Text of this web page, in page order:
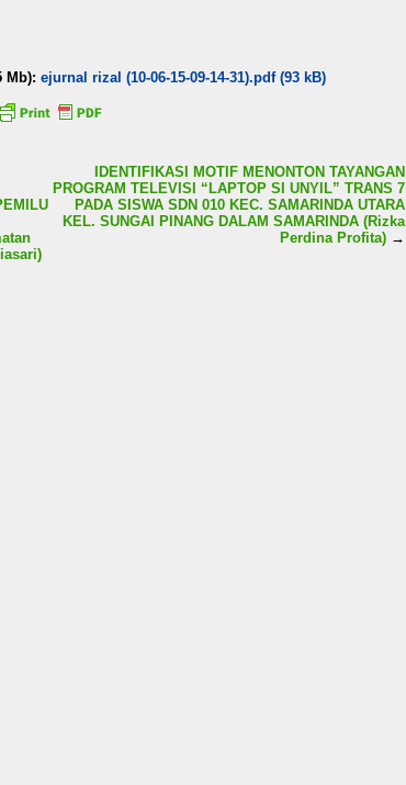
Mb): ejurnal rizal (10-06-15-09-14-31).pdf (93 kB)
IDENTIFIKASI MOTIF MENONTON TAYANGAN
PROGRAM TELEVISI “LAPTOP SI UNYIL” TRANS 7
PADA SISWA SDN 010 KEC. SAMARINDA UTARA
KEL. SUNGAI PINANG DALAM SAMARINDA (Rizka
Perdina Profita) →